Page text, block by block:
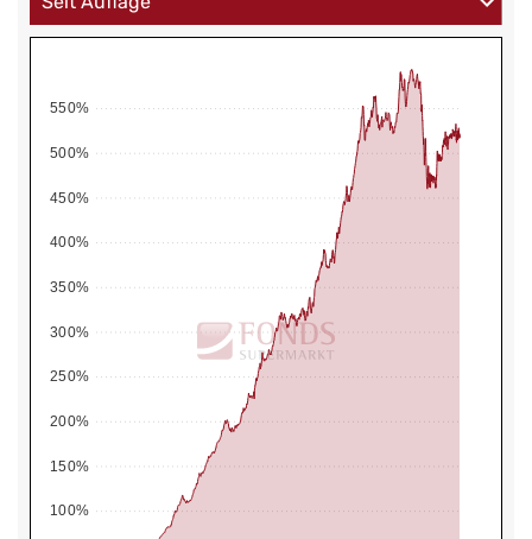
100%
150%
200%
250%
300%
350%
400%
450%
500%
550%